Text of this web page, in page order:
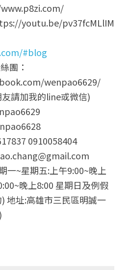
youtu.be/pv37fcMLlIM
#blog
團：
wenpao6629/
請加我的line或微信)
0910058404
一~星期五:上午9:00~晚上
晚上8:00 星期日及例假
地址:高雄市三民區明誠一